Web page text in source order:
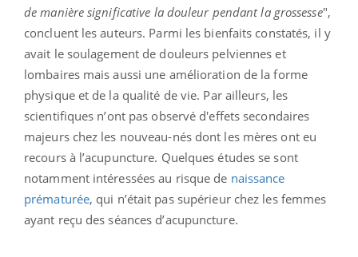
de manière significative la douleur pendant la grossesse",
concluent les auteurs. Parmi les bienfaits constatés, il y
avait le soulagement de douleurs pelviennes et
lombaires mais aussi une amélioration de la forme
physique et de la qualité de vie. Par ailleurs, les
scientifiques n’ont pas observé d'effets secondaires
majeurs chez les nouveau-nés dont les mères ont eu
recours à l’acupuncture. Quelques études se sont
notamment intéressées au risque de naissance
prématurée, qui n’était pas supérieur chez les femmes
ayant reçu des séances d’acupuncture.